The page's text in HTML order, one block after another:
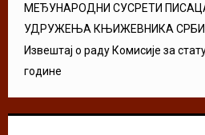
МЕЂУНАРОДНИ СУСРЕТИ
УДРУЖЕЊА КЊИЖЕВНИКА
Извештај о раду Комисије за
године